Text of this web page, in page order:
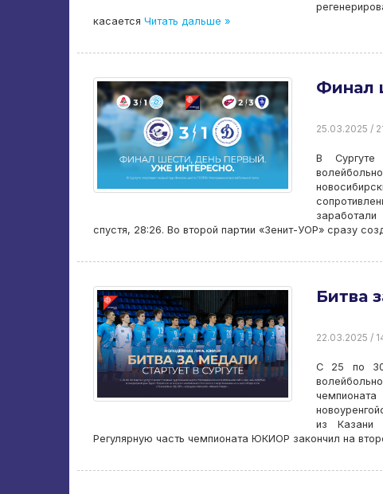
касается Читать дальше »
Финал
25.03.2025 /
В
спустя, 28:26. Во второй партии «Зенит-УОР» сразу
Битва
22.03.2025 /
С 25 по 30
из Казани
Регулярную часть чемпионата ЮКИОР закончил на